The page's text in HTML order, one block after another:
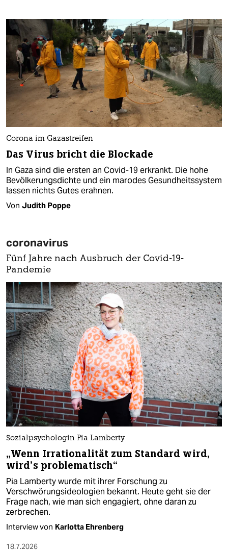
Corona im Gazastreifen
Das Virus bricht die Blockade
In Gaza sind die ersten an Covid-19 erkrankt. Die hohe
Bevölkerungsdichte und ein marodes Gesundheitssystem
lassen nichts Gutes erahnen.
Von Judith Poppe
coronavirus
Fünf Jahre nach Ausbruch der Covid-19-
Pandemie
Sozialpsychologin Pia Lamberty
„Wenn Irrationalität zum Standard wird,
wird’s problematisch“
Pia Lamberty wurde mit ihrer Forschung zu
Verschwörungsideologien bekannt. Heute geht sie der
Frage nach, wie man sich engagiert, ohne daran zu
zerbrechen.
Interview von Karlotta Ehrenberg
18.7.2026